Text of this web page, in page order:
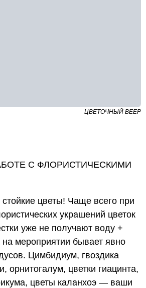
ЦВЕТОЧНЫЙ ВЕЕР
С ФЛОРИСТИЧЕСКИМИ
стойкие цветы! Чаще всего при
украшений цветок
уже не получают воду +
на мероприятии бывает явно
Цимбидиум, гвоздика
орнитогалум, цветки гиацинта,
цветы каланхоэ — ваши